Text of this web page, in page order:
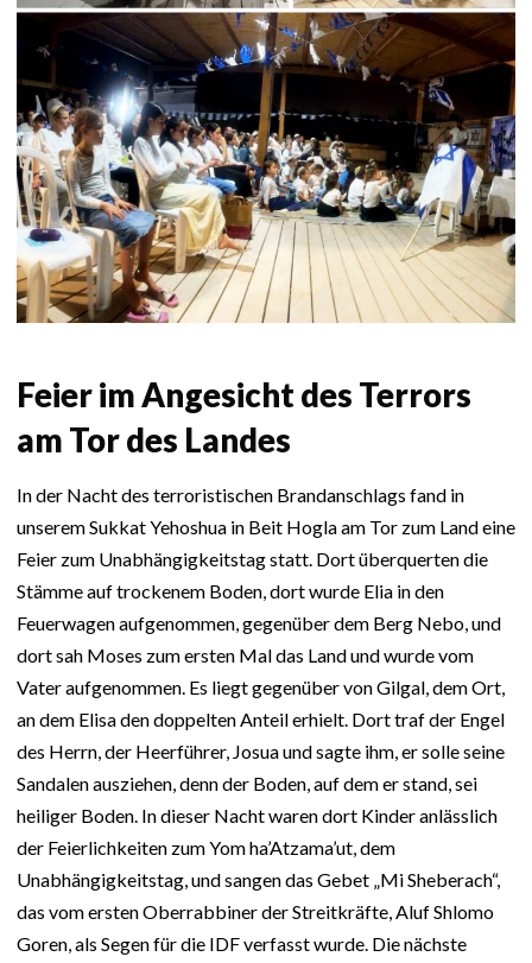
Feier im Angesicht des Terrors
am Tor des Landes
In der Nacht des terroristischen Brandanschlags fand in
unserem Sukkat Yehoshua in Beit Hogla am Tor zum Land eine
Feier zum Unabhängigkeitstag statt. Dort überquerten die
Stämme auf trockenem Boden, dort wurde Elia in den
Feuerwagen aufgenommen, gegenüber dem Berg Nebo, und
dort sah Moses zum ersten Mal das Land und wurde vom
Vater aufgenommen. Es liegt gegenüber von Gilgal, dem Ort,
an dem Elisa den doppelten Anteil erhielt. Dort traf der Engel
des Herrn, der Heerführer, Josua und sagte ihm, er solle seine
Sandalen ausziehen, denn der Boden, auf dem er stand, sei
heiliger Boden. In dieser Nacht waren dort Kinder anlässlich
der Feierlichkeiten zum Yom ha’Atzama’ut, dem
Unabhängigkeitstag, und sangen das Gebet „Mi Sheberach“,
das vom ersten Oberrabbiner der Streitkräfte, Aluf Shlomo
Goren, als Segen für die IDF verfasst wurde. Die nächste